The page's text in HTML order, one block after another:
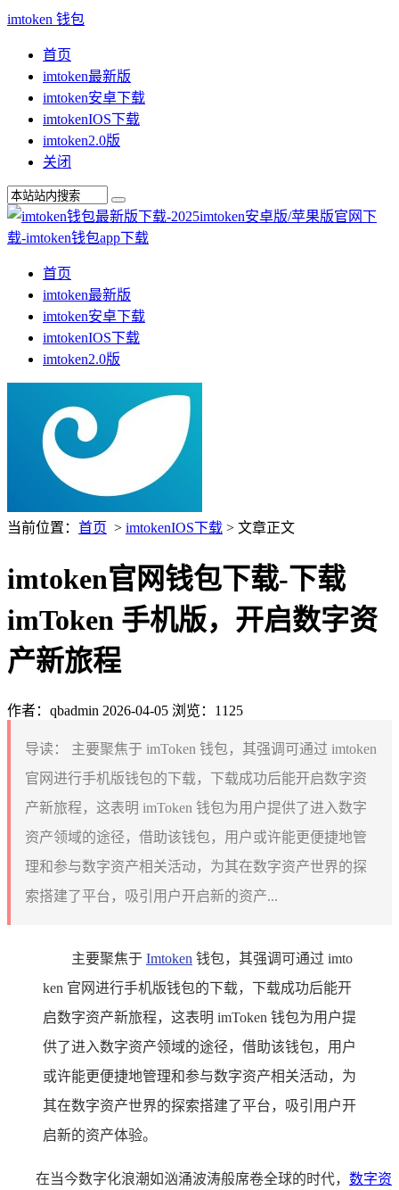
imtoken 钱包
首页
imtoken最新版
imtoken安卓下载
imtokenIOS下载
imtoken2.0版
关闭
首页
imtoken最新版
imtoken安卓下载
imtokenIOS下载
imtoken2.0版
当前位置： 首页 > imtokenIOS下载 > 文章正文
imtoken官网钱包下载-下载
imToken 手机版，开启数字资
产新旅程
作者：qbadmin 2026-04-05 浏览：1125
导读：
主要聚焦于 imToken 钱包，其强调可通过 imtoken
官网进行手机版钱包的下载，下载成功后能开启数字资
产新旅程，这表明 imToken 钱包为用户提供了进入数字
资产领域的途径，借助该钱包，用户或许能更便捷地管
理和参与数字资产相关活动，为其在数字资产世界的探
索搭建了平台，吸引用户开启新的资产...
主要聚焦于 Imtoken 钱包，其强调可通过 imto
ken 官网进行手机版钱包的下载，下载成功后能开
启数字资产新旅程，这表明 imToken 钱包为用户提
供了进入数字资产领域的途径，借助该钱包，用户
或许能更便捷地管理和参与数字资产相关活动，为
其在数字资产世界的探索搭建了平台，吸引用户开
启新的资产体验。
在当今数字化浪潮如汹涌波涛般席卷全球的时代， 数字资